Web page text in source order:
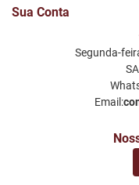
Quem Somos
Perguntas Frequentes
Política de Privacidade
Sua Conta
Meus Favoritos
Notificações por email
Segunda-
Email: